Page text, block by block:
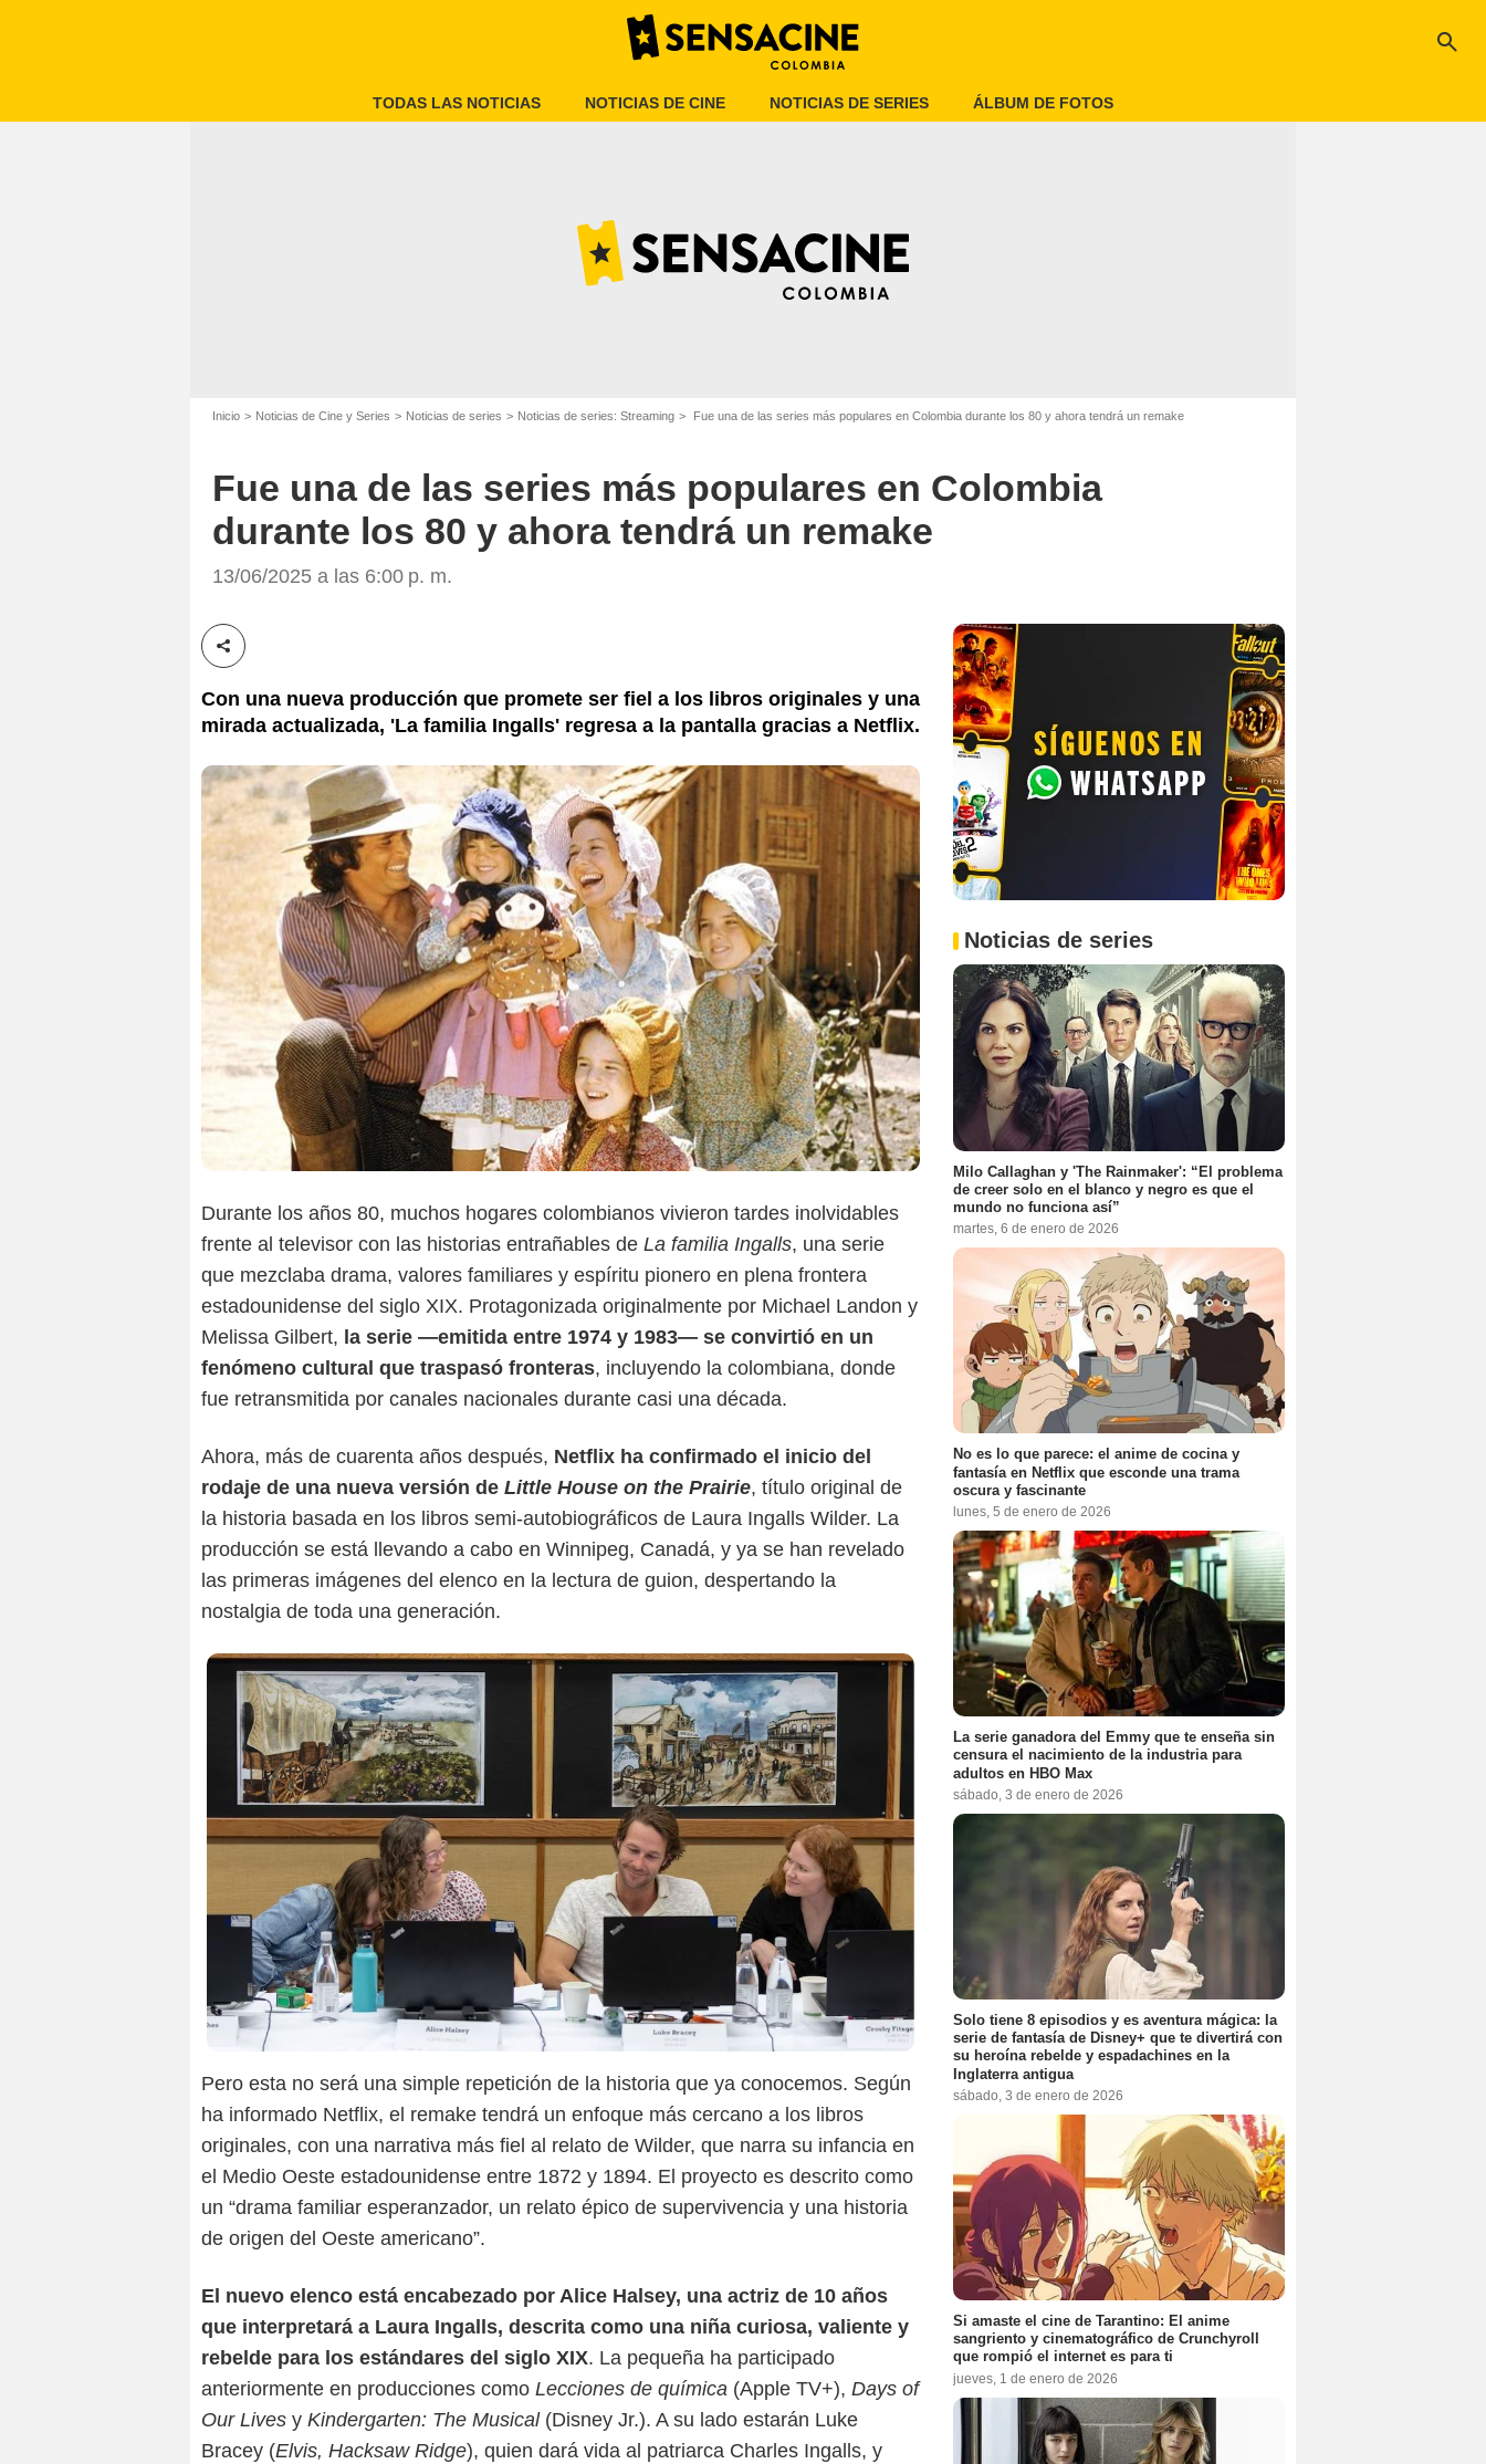
search
TODAS LAS NOTICIAS NOTICIAS DE CINE NOTICIAS DE SERIES ÁLBUM DE FOTOS
Inicio Noticias de Cine y Series Noticias de series Noticias de series: Streaming Fue una de las series más populares en Colombia durante los 80 y ahora tendrá un remake
Fue una de las series más populares en Colombia
durante los 80 y ahora tendrá un remake
13/06/2025 a las 6:00 p. m.
Compartir esta noticia
Con una nueva producción que promete ser fiel a los libros originales y una
mirada actualizada, 'La familia Ingalls' regresa a la pantalla gracias a Netflix.
Durante los años 80, muchos hogares colombianos vivieron tardes inolvidables
frente al televisor con las historias entrañables de La familia Ingalls, una serie
que mezclaba drama, valores familiares y espíritu pionero en plena frontera
estadounidense del siglo XIX. Protagonizada originalmente por Michael Landon y
Melissa Gilbert, la serie —emitida entre 1974 y 1983— se convirtió en un
fenómeno cultural que traspasó fronteras, incluyendo la colombiana, donde
fue retransmitida por canales nacionales durante casi una década.
Ahora, más de cuarenta años después, Netflix ha confirmado el inicio del
rodaje de una nueva versión de Little House on the Prairie, título original de
la historia basada en los libros semi-autobiográficos de Laura Ingalls Wilder. La
producción se está llevando a cabo en Winnipeg, Canadá, y ya se han revelado
las primeras imágenes del elenco en la lectura de guion, despertando la
nostalgia de toda una generación.
Pero esta no será una simple repetición de la historia que ya conocemos. Según
ha informado Netflix, el remake tendrá un enfoque más cercano a los libros
originales, con una narrativa más fiel al relato de Wilder, que narra su infancia en
el Medio Oeste estadounidense entre 1872 y 1894. El proyecto es descrito como
un “drama familiar esperanzador, un relato épico de supervivencia y una historia
de origen del Oeste americano”.
El nuevo elenco está encabezado por Alice Halsey, una actriz de 10 años
que interpretará a Laura Ingalls, descrita como una niña curiosa, valiente y
rebelde para los estándares del siglo XIX. La pequeña ha participado
anteriormente en producciones como Lecciones de química (Apple TV+), Days of
Our Lives y Kindergarten: The Musical (Disney Jr.). A su lado estarán Luke
Bracey (Elvis, Hacksaw Ridge), quien dará vida al patriarca Charles Ingalls, y
Noticias de series
Milo Callaghan y 'The Rainmaker': “El problema
de creer solo en el blanco y negro es que el
mundo no funciona así”
martes, 6 de enero de 2026
No es lo que parece: el anime de cocina y
fantasía en Netflix que esconde una trama
oscura y fascinante
lunes, 5 de enero de 2026
La serie ganadora del Emmy que te enseña sin
censura el nacimiento de la industria para
adultos en HBO Max
sábado, 3 de enero de 2026
Solo tiene 8 episodios y es aventura mágica: la
serie de fantasía de Disney+ que te divertirá con
su heroína rebelde y espadachines en la
Inglaterra antigua
sábado, 3 de enero de 2026
Si amaste el cine de Tarantino: El anime
sangriento y cinematográfico de Crunchyroll
que rompió el internet es para ti
jueves, 1 de enero de 2026